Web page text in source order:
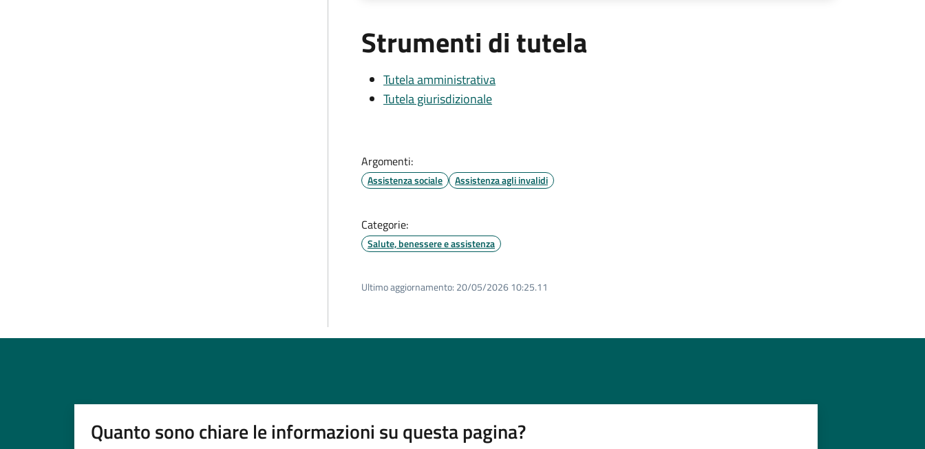
Strumenti di tutela
Tutela amministrativa
Tutela giurisdizionale
Argomenti:
Assistenza sociale Assistenza agli invalidi
Categorie:
Salute, benessere e assistenza
Ultimo aggiornamento: 20/05/2026 10:25.11
Quanto sono chiare le informazioni su questa pagina?